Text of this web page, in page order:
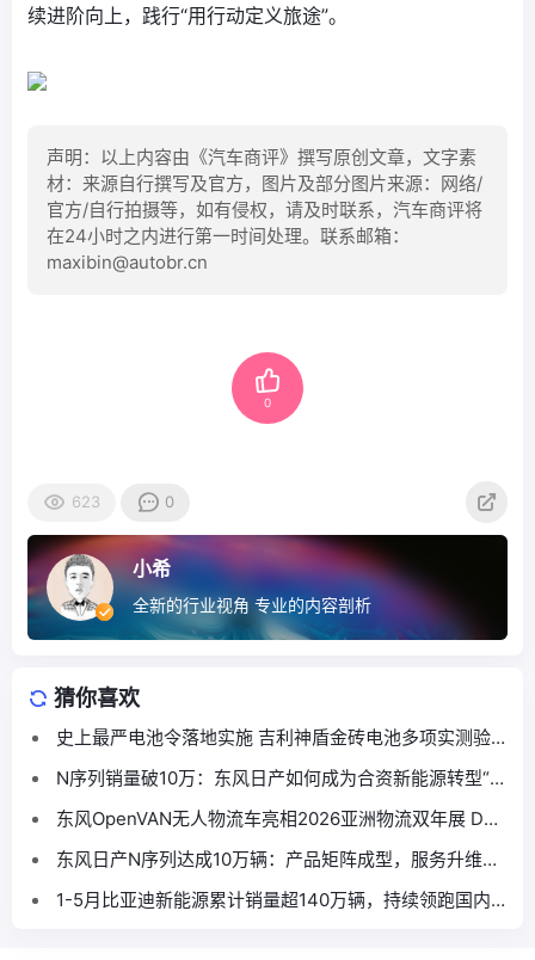
续进阶向上，践行“用行动定义旅途”。
声明：以上内容由《汽车商评》撰写原创文章，文字素
材：来源自行撰写及官方，图片及部分图片来源：网络/
官方/自行拍摄等，如有侵权，请及时联系，汽车商评将
在24小时之内进行第一时间处理。联系邮箱：
maxibin@autobr.cn
0
623 0
小希
全新的行业视角 专业的内容剖析
猜你喜欢
史上最严电池令落地实施 吉利神盾金砖电池多项实测验
证“又快又好又安全”
N序列销量破10万：东风日产如何成为合资新能源转型“范
本”
东风OpenVAN无人物流车亮相2026亚洲物流双年展 DF-
8现身物流数智化创新展示区
东风日产N序列达成10万辆：产品矩阵成型，服务升维构
建转型新路径
1-5月比亚迪新能源累计销量超140万辆，持续领跑国内